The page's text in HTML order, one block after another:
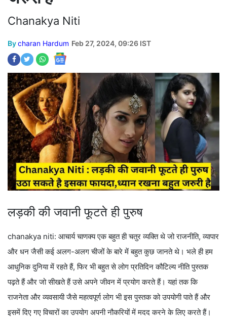
Chanakya Niti
Bycharan Hardum Feb 27, 2024, 09:26 IST
लड़की की जवानी फूटते ही पुरुष
chanakya niti: आचार्य चाणक्य एक बहुत ही चतुर व्यक्ति थे जो राजनीति, व्यापार
और धन जैसी कई अलग-अलग चीजों के बारे में बहुत कुछ जानते थे। भले ही हम
आधुनिक दुनिया में रहते हैं, फिर भी बहुत से लोग प्रतिदिन कौटिल्य नीति पुस्तक
पढ़ते हैं और जो सीखते हैं उसे अपने जीवन में प्रयोग करते हैं। यहां तक ​​कि
राजनेता और व्यवसायी जैसे महत्वपूर्ण लोग भी इस पुस्तक को उपयोगी पाते हैं और
इसमें दिए गए विचारों का उपयोग अपनी नौकरियों में मदद करने के लिए करते हैं।